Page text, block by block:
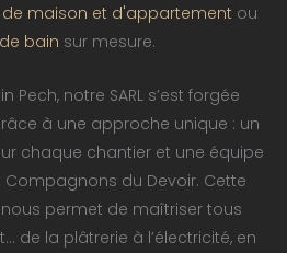
maison et d'appartement ou
bain sur mesure.
Pech, notre SARL s’est forgée
à une approche unique : un
chaque chantier et une équipe
du Devoir. Cette
permet de maîtriser tous
de la plâtrerie à l’électricité, en